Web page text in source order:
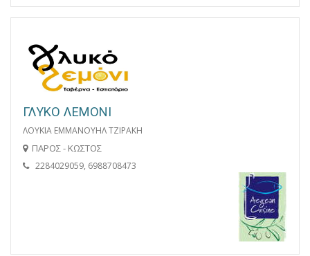
ΓΛΥΚΟ ΛΕΜΟΝΙ
ΛΟΥΚΙΑ ΕΜΜΑΝΟΥΗΛ ΤΖΙΡΑΚΗ
ΠΑΡΟΣ - ΚΩΣΤΟΣ
2284029059, 6988708473